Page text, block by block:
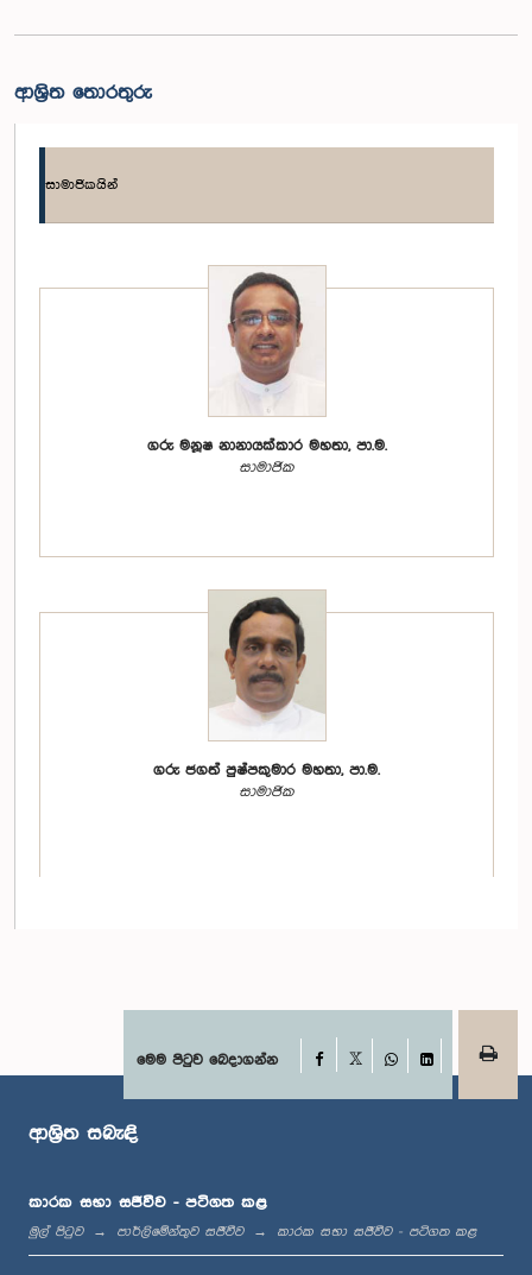
ආශ්‍රිත තොරතුරු
සාමාජිකයින්
ගරු මනූෂ නානායක්කාර මහතා, පා.ම.
සාමාජික
ගරු ජගත් පුෂ්පකුමාර මහතා, පා.ම.
සාමාජික
මෙම පිටුව බෙදාගන්න Facebook
WhatsApp
LinkedIn
ආශ්‍රිත සබැඳි
කාරක සභා සජීවීව - පටිගත කළ
මුල් පිටුව පාර්ලිමේන්තුව සජීවීව කාරක සභා සජීවීව - පටිගත කළ